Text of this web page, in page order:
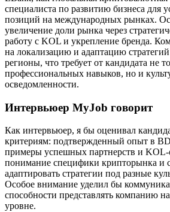
специалиста по развитию бизнеса для
позиций на международных рынках.
увеличение доли рынка через
работу с KOL и укрепление бренда.
на локализацию и адаптацию
регионы, что требует от кандидата не
профессиональных навыков, но и
осведомленности.
Интервьюер MyJob говорит
Как интервьюер, я бы оценивал
критериям: подтвержденный опыт в
примеры успешных партнерств и KOL-
понимание специфики крипторынка и
адаптировать стратегии под разные
Особое внимание уделил бы
способности представлять компанию
уровне.